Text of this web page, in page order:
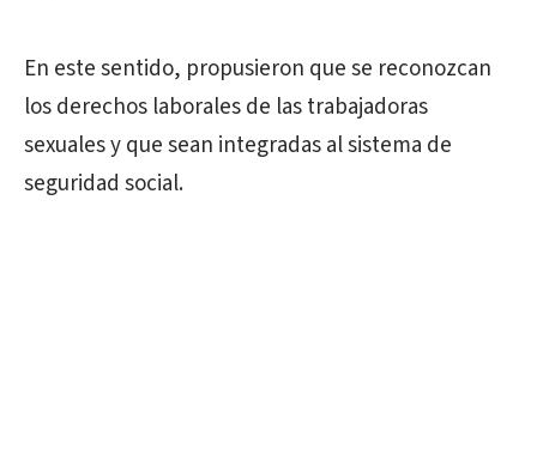
En este sentido, propusieron que se reconozcan
los derechos laborales de las trabajadoras
sexuales y que sean integradas al sistema de
seguridad social.